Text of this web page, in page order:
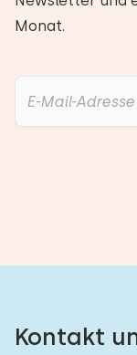
Monat.
Kontakt